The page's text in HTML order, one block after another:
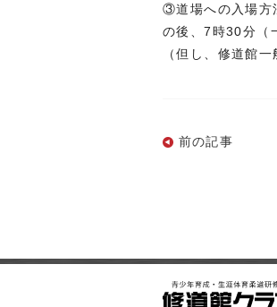
③道場への入場方
の後、7時30分（
（但し、修道館
前の記事